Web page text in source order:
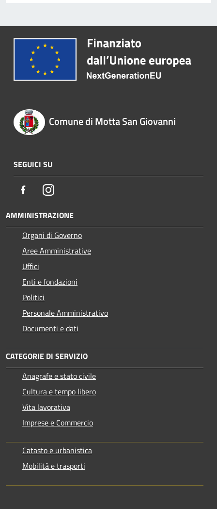
Comune di Motta San Giovanni
SEGUICI SU
FacebookInstagram
AMMINISTRAZIONE
Organi di Governo
Aree Amministrative
Uffici
Enti e fondazioni
Politici
Personale Amministrativo
Documenti e dati
CATEGORIE DI SERVIZIO
Anagrafe e stato civile
Cultura e tempo libero
Vita lavorativa
Imprese e Commercio
Catasto e urbanistica
Mobilità e trasporti